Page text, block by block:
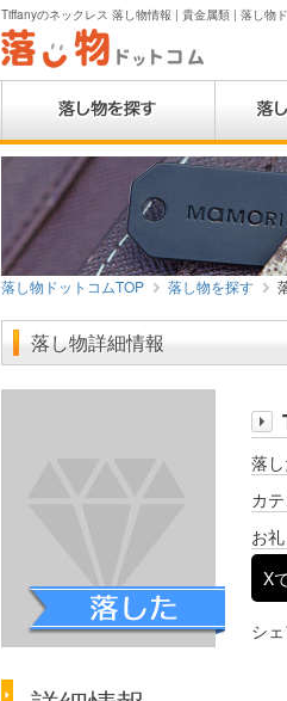
Tiffanyのネックレス 落し物情報 | 貴金属類 | 落し物
落し物ドットコムTOP 落し物を探す
落し物詳細情報
落
カ
お
X
シ